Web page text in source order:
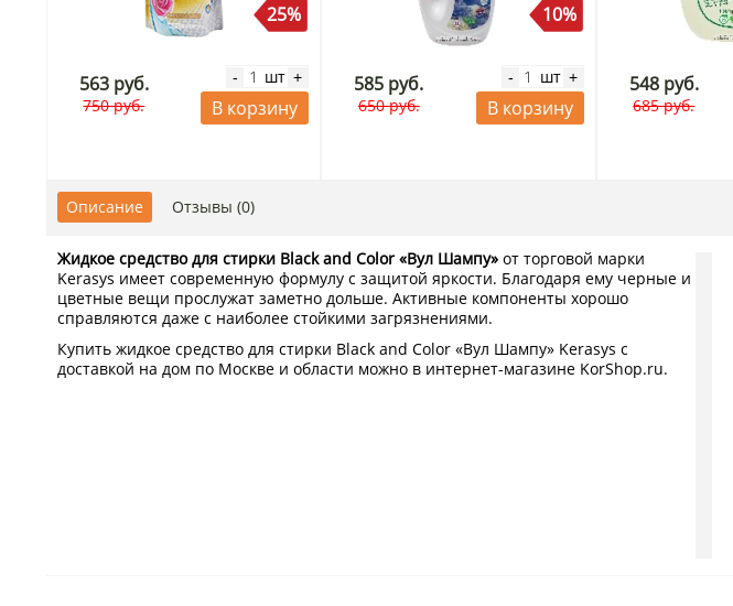
25%
563 руб.
750 руб.
- шт +
В корзину
10%
585 руб.
650 руб.
- шт +
В корзину
548 руб.
685 руб.
Описание Отзывы (0)
Жидкое средство для стирки Black and Color «Вул Шампу» от торговой марки
Kerasys имеет современную формулу с защитой яркости. Благодаря ему черные и
цветные вещи прослужат заметно дольше. Активные компоненты хорошо
справляются даже с наиболее стойкими загрязнениями.
Купить жидкое средство для стирки Black and Color «Вул Шампу» Kerasys с
доставкой на дом по Москве и области можно в интернет-магазине KorShop.ru.